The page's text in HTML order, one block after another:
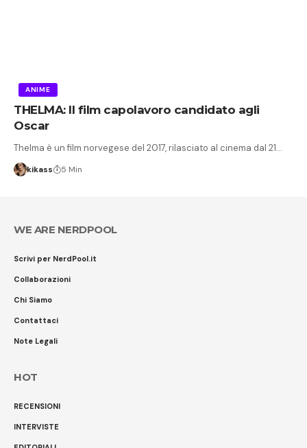
ANIME
THELMA: Il film capolavoro candidato agli
Oscar
Thelma è un film norvegese del 2017, rilasciato al cinema dal 21…
kikass 5 Min
WE ARE NERDPOOL
Scrivi per NerdPool.it
Collaborazioni
Chi Siamo
Contattaci
Note Legali
HOT
RECENSIONI
INTERVISTE